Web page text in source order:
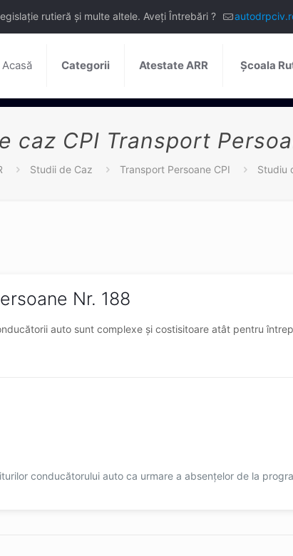
rutieră și multe altele. Aveți Întrebări ?
Acasă Categorii Atestate ARR Școala
caz CPI Transport
Studii de Caz Transport Persoane CPI Studiu
Nr. 188
auto sunt complexe și costisitoare atât pentru
conducătorului auto ca urmare a absențelor de la